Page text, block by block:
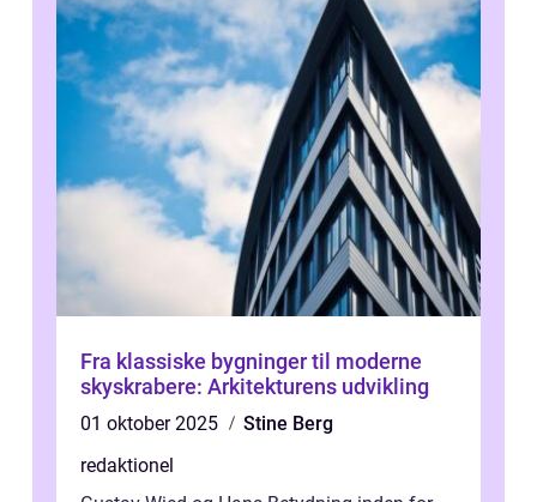
Fra klassiske bygninger til moderne
skyskrabere: Arkitekturens udvikling
01 oktober 2025
Stine Berg
redaktionel